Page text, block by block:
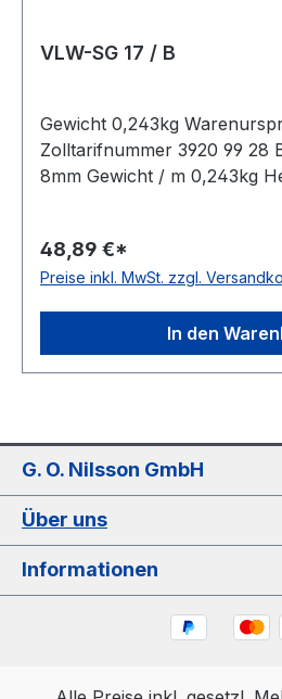
VLW-SG 17 / B
Gewicht 0,243kg
Zolltarifnummer 3920 99 28
8mm Gewicht / m 0,243kg
Zulassung ja Zugstrang
80° Shore A
48,89 €*
Preise inkl. MwSt. zzgl.
In den
G. O. Nilsson GmbH
Über uns
Informationen